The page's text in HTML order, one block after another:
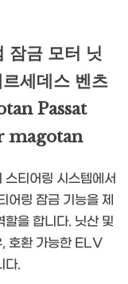
잠금 모터 닛
세데스 벤츠
Passat
magotan
티어링 시스템에서
어링 잠금 기능을 제
할을 합니다. 닛산 및
, 호환 가능한 ELV
다.